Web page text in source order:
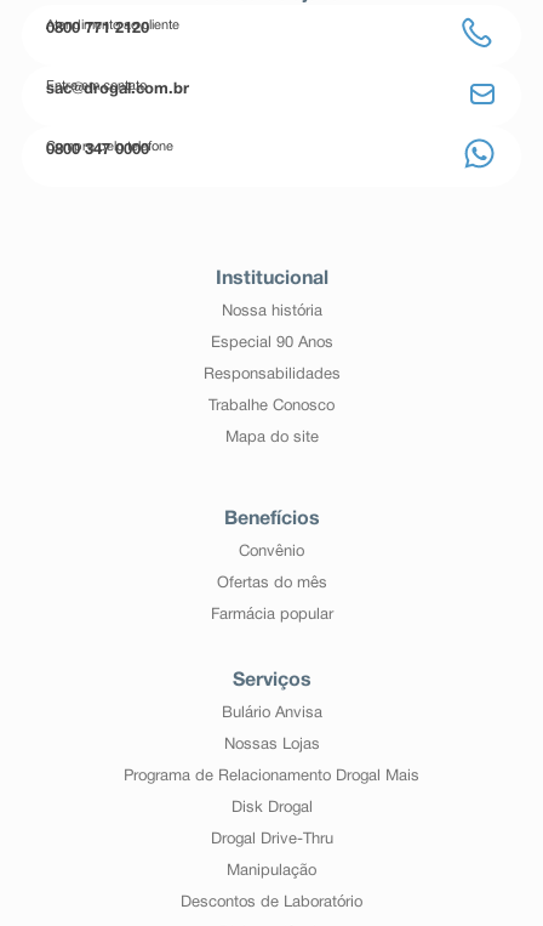
Atendimento ao cliente
0800 771 2120
Entre em contato
sac@drogal.com.br
Compre pelo telefone
0800 347 0000
Institucional
Nossa história
Especial 90 Anos
Responsabilidades
Trabalhe Conosco
Mapa do site
Benefícios
Convênio
Ofertas do mês
Farmácia popular
Serviços
Bulário Anvisa
Nossas Lojas
Programa de Relacionamento Drogal Mais
Disk Drogal
Drogal Drive-Thru
Manipulação
Descontos de Laboratório